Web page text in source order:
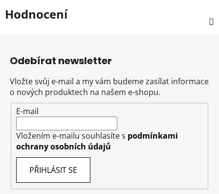
Hodnocení
Odebírat newsletter
Vložte svůj e-mail a my vám budeme zasílat informace
o nových produktech na našem e-shopu.
E-mail
Vložením e-mailu souhlasíte s podmínkami
ochrany osobních údajů
PŘIHLÁSIT SE